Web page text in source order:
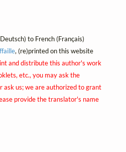
to French (Français)
, (re)printed on this website
and distribute this author's work
etc., you may ask the
us; we are authorized to grant
provide the translator's name